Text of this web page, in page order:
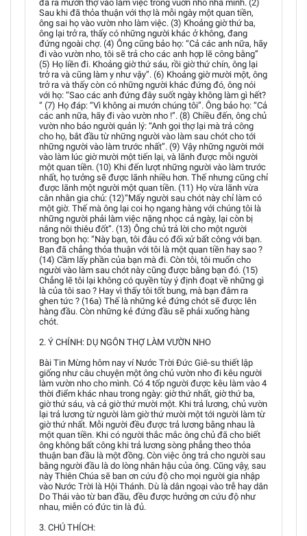
đã ra mướn thợ vào làm việc trong vuờn nho nhà mình. (2)
Sau khi đã thỏa thuận với thợ là mỗi ngày một quan tiền,
ông sai họ vào vườn nho làm việc. (3) Khoảng giờ thứ ba,
ông lại trở ra, thấy có những người khác ở không, đang
đứng ngoài chợ. (4) Ông cũng bảo họ: “Cả các anh nữa, hãy
đi vào vườn nho, tôi sẽ trả cho các anh hợp lẽ công bằng”
(5) Họ liền đi. Khoảng giờ thứ sáu, rồi giờ thứ chín, ông lại
trở ra và cũng làm y như vậy”. (6) Khoảng giờ mười một, ông
trở ra và thấy còn có những người khác đứng đó, ông nói
với họ: “Sao các anh đứng đây suốt ngày không làm gì hết?
“ (7) Họ đáp: “Vì không ai mướn chúng tôi”. Ông bảo họ: “Cả
các anh nữa, hãy đi vào vườn nho !”. (8) Chiều đến, ông chủ
vườn nho bảo người quản lý: “Anh gọi thợ lại mà trả công
cho họ, bắt đầu từ những người vào làm sau chót cho tới
những người vào làm trước nhất”. (9) Vậy những người mới
vào làm lúc giờ mười một tiến lại, và lãnh được mỗi người
một quan tiền. (10) Khi đến lượt những người vào làm trước
nhất, họ tưởng sẽ được lãnh nhiều hơn. Thế nhưng cũng chỉ
được lãnh một người một quan tiền. (11) Họ vừa lãnh vừa
cằn nhằn gia chủ: (12)“Mấy người sau chót này chỉ làm có
một giờ. Thế mà ông lại coi họ ngang hàng với chúng tôi là
những người phải làm việc nặng nhọc cả ngày, lại còn bị
nắng nôi thiêu đốt”. (13) Ông chủ trả lời cho một người
trong bọn họ: “Này bạn, tôi đâu có đối xử bất công với bạn.
Bạn đã chẳng thỏa thuận với tôi là một quan tiền hay sao ?
(14) Cầm lấy phần của bạn mà đi. Còn tôi, tôi muốn cho
người vào làm sau chót này cũng được bằng bạn đó. (15)
Chẳng lẽ tôi lại không có quyền tùy ý định đoạt về những gì
là của tôi sao ? Hay vì thấy tôi tốt bung, mà bạn đâm ra
ghen tức ? (16a) Thế là những kẻ đứng chót sẽ được lên
hàng đầu. Còn những kẻ đứng đầu sẽ phải xuống hàng
chót.
2. Ý CHÍNH: DỤ NGÔN THỢ LÀM VƯỜN NHO
Bài Tin Mừng hôm nay ví Nước Trời Đức Giê-su thiết lập
giống như câu chuyện một ông chủ vườn nho đi kêu người
làm vườn nho cho mình. Có 4 tốp người được kêu làm vào 4
thời điểm khác nhau trong ngày: giờ thứ nhất, giờ thứ ba,
giờ thứ sáu, và cả giờ thứ mười một. Khi trả lương, chủ vườn
lại trả lương từ người làm giờ thứ mười một tới người làm từ
giờ thứ nhất. Mỗi người đều được trả lương bằng nhau là
một quan tiền. Khi có người thắc mắc ông chủ đã cho biết
ông không bất công khi trả lương sòng phẳng theo thỏa
thuận ban đầu là một đồng. Còn việc ông trả cho người sau
bằng người đầu là do lòng nhân hậu của ông. Cũng vậy, sau
này Thiên Chúa sẽ ban ơn cứu độ cho mọi người gia nhập
vào Nước Trời là Hội Thánh. Dù là dân ngoại vào trễ hay dân
Do Thái vào từ ban đầu, đều được hưởng ơn cứu độ như
nhau, miễn có đức tin là đủ.
3. CHÚ THÍCH: